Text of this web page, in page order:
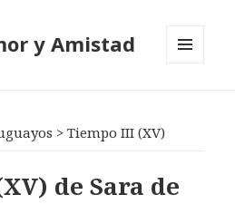
y Amistad
>Tiempo III (XV)
de Sara de